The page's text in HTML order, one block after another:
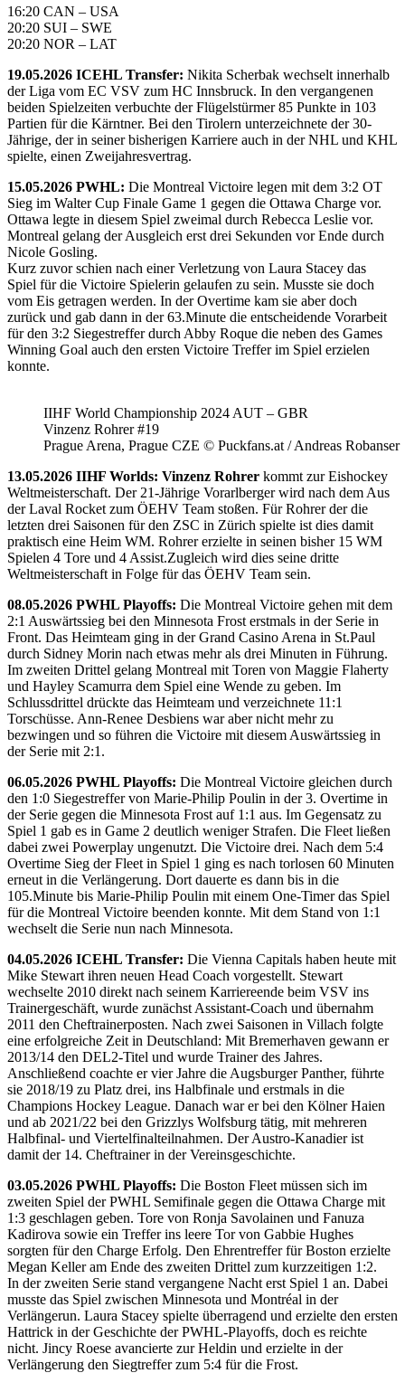
16:20 CAN – USA
20:20 SUI – SWE
20:20 NOR – LAT
19.05.2026 ICEHL Transfer: Nikita Scherbak wechselt innerhalb
der Liga vom EC VSV zum HC Innsbruck. In den vergangenen
beiden Spielzeiten verbuchte der Flügelstürmer 85 Punkte in 103
Partien für die Kärntner. Bei den Tirolern unterzeichnete der 30-
Jährige, der in seiner bisherigen Karriere auch in der NHL und KHL
spielte, einen Zweijahresvertrag.
15.05.2026 PWHL: Die Montreal Victoire legen mit dem 3:2 OT
Sieg im Walter Cup Finale Game 1 gegen die Ottawa Charge vor.
Ottawa legte in diesem Spiel zweimal durch Rebecca Leslie vor.
Montreal gelang der Ausgleich erst drei Sekunden vor Ende durch
Nicole Gosling.
Kurz zuvor schien nach einer Verletzung von Laura Stacey das
Spiel für die Victoire Spielerin gelaufen zu sein. Musste sie doch
vom Eis getragen werden. In der Overtime kam sie aber doch
zurück und gab dann in der 63.Minute die entscheidende Vorarbeit
für den 3:2 Siegestreffer durch Abby Roque die neben des Games
Winning Goal auch den ersten Victoire Treffer im Spiel erzielen
konnte.
IIHF World Championship 2024 AUT – GBR
Vinzenz Rohrer #19
Prague Arena, Prague CZE © Puckfans.at / Andreas Robanser
13.05.2026 IIHF Worlds: Vinzenz Rohrer kommt zur Eishockey
Weltmeisterschaft. Der 21-Jährige Vorarlberger wird nach dem Aus
der Laval Rocket zum ÖEHV Team stoßen. Für Rohrer der die
letzten drei Saisonen für den ZSC in Zürich spielte ist dies damit
praktisch eine Heim WM. Rohrer erzielte in seinen bisher 15 WM
Spielen 4 Tore und 4 Assist.Zugleich wird dies seine dritte
Weltmeisterschaft in Folge für das ÖEHV Team sein.
08.05.2026 PWHL Playoffs: Die Montreal Victoire gehen mit dem
2:1 Auswärtssieg bei den Minnesota Frost erstmals in der Serie in
Front. Das Heimteam ging in der Grand Casino Arena in St.Paul
durch Sidney Morin nach etwas mehr als drei Minuten in Führung.
Im zweiten Drittel gelang Montreal mit Toren von Maggie Flaherty
und Hayley Scamurra dem Spiel eine Wende zu geben. Im
Schlussdrittel drückte das Heimteam und verzeichnete 11:1
Torschüsse. Ann-Renee Desbiens war aber nicht mehr zu
bezwingen und so führen die Victoire mit diesem Auswärtssieg in
der Serie mit 2:1.
06.05.2026 PWHL Playoffs: Die Montreal Victoire gleichen durch
den 1:0 Siegestreffer von Marie-Philip Poulin in der 3. Overtime in
der Serie gegen die Minnesota Frost auf 1:1 aus. Im Gegensatz zu
Spiel 1 gab es in Game 2 deutlich weniger Strafen. Die Fleet ließen
dabei zwei Powerplay ungenutzt. Die Victoire drei. Nach dem 5:4
Overtime Sieg der Fleet in Spiel 1 ging es nach torlosen 60 Minuten
erneut in die Verlängerung. Dort dauerte es dann bis in die
105.Minute bis Marie-Philip Poulin mit einem One-Timer das Spiel
für die Montreal Victoire beenden konnte. Mit dem Stand von 1:1
wechselt die Serie nun nach Minnesota.
04.05.2026 ICEHL Transfer: Die Vienna Capitals haben heute mit
Mike Stewart ihren neuen Head Coach vorgestellt. Stewart
wechselte 2010 direkt nach seinem Karriereende beim VSV ins
Trainergeschäft, wurde zunächst Assistant-Coach und übernahm
2011 den Cheftrainerposten. Nach zwei Saisonen in Villach folgte
eine erfolgreiche Zeit in Deutschland: Mit Bremerhaven gewann er
2013/14 den DEL2-Titel und wurde Trainer des Jahres.
Anschließend coachte er vier Jahre die Augsburger Panther, führte
sie 2018/19 zu Platz drei, ins Halbfinale und erstmals in die
Champions Hockey League. Danach war er bei den Kölner Haien
und ab 2021/22 bei den Grizzlys Wolfsburg tätig, mit mehreren
Halbfinal- und Viertelfinalteilnahmen. Der Austro-Kanadier ist
damit der 14. Cheftrainer in der Vereinsgeschichte.
03.05.2026 PWHL Playoffs: Die Boston Fleet müssen sich im
zweiten Spiel der PWHL Semifinale gegen die Ottawa Charge mit
1:3 geschlagen geben. Tore von Ronja Savolainen und Fanuza
Kadirova sowie ein Treffer ins leere Tor von Gabbie Hughes
sorgten für den Charge Erfolg. Den Ehrentreffer für Boston erzielte
Megan Keller am Ende des zweiten Drittel zum kurzzeitigen 1:2.
In der zweiten Serie stand vergangene Nacht erst Spiel 1 an. Dabei
musste das Spiel zwischen Minnesota und Montréal in der
Verlängerun. Laura Stacey spielte überragend und erzielte den ersten
Hattrick in der Geschichte der PWHL-Playoffs, doch es reichte
nicht. Jincy Roese avancierte zur Heldin und erzielte in der
Verlängerung den Siegtreffer zum 5:4 für die Frost.